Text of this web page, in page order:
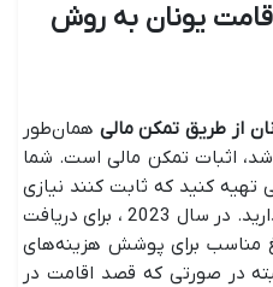
یونان به روش
از طریق تمکن مالی همان‌طور
اثبات تمکن مالی است. شما
تهیه کنید که ثابت کنند نیازی
به کار در کشور یونان یا ایران ندارید. در سال 2023 ، برای دریافت
مناسب برای پوشش هزینه‌های
است. البته در صورتی که قصد اقامت در